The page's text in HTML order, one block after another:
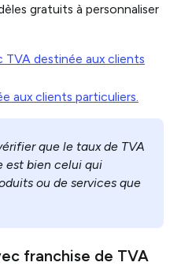
gratuits à personnaliser
destinée aux clients
aux clients particuliers.
que le taux de TVA
est bien celui qui
ou de services que
franchise de TVA